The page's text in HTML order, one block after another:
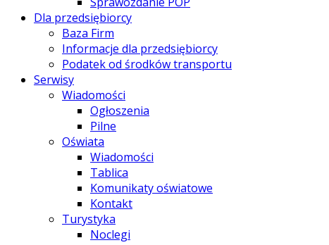
Dla przedsiębiorcy
Baza Firm
Informacje dla przedsiębiorcy
Podatek od środków transportu
Serwisy
Wiadomości
Ogłoszenia
Pilne
Oświata
Wiadomości
Tablica
Komunikaty oświatowe
Kontakt
Turystyka
Noclegi